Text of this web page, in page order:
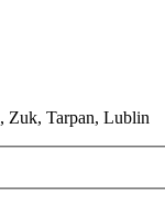
Zuk, Tarpan, Lublin